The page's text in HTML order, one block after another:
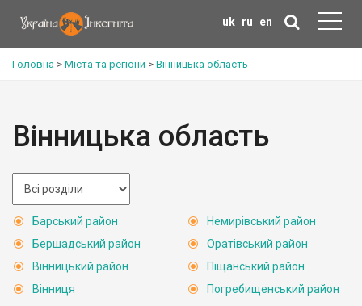
uk ru en
Головна > Міста та регіони > Вінницька область
Вінницька область
Барський район
Бершадський район
Вінницький район
Вінниця
Немирівський район
Оратівський район
Піщанський район
Погребищенський район